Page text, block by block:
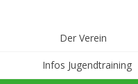
Der Verein
Infos Jugendtraining